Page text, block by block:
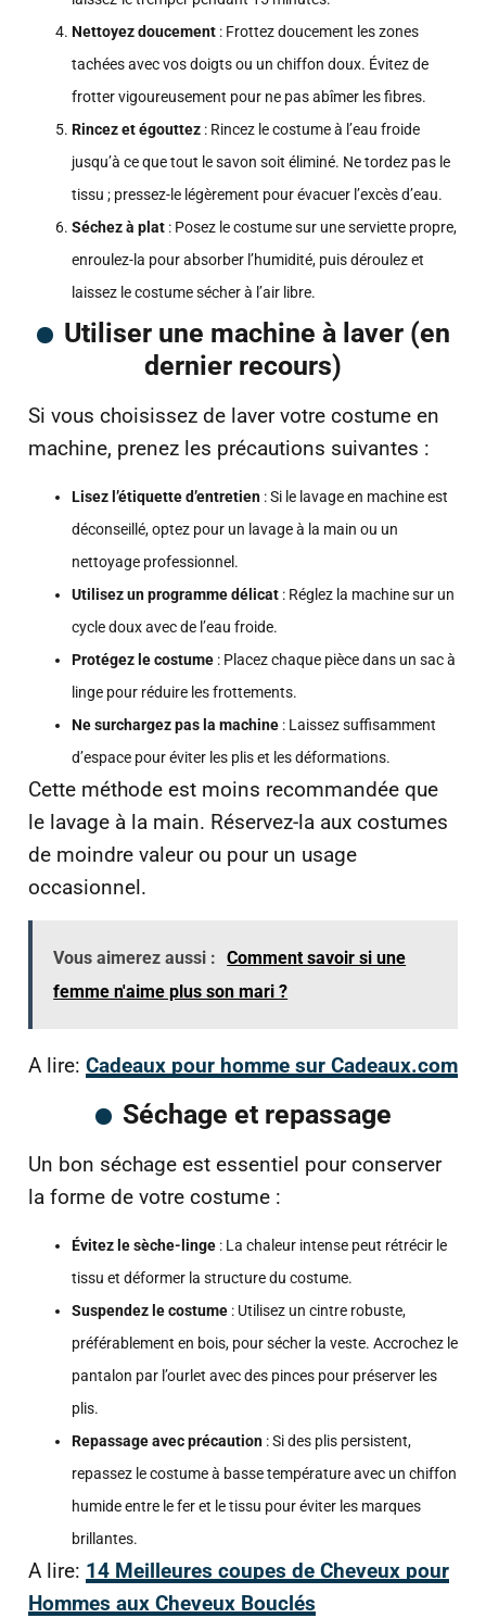
Nettoyez doucement : Frottez doucement les zones
tachées avec vos doigts ou un chiffon doux. Évitez de
frotter vigoureusement pour ne pas abîmer les fibres.
Rincez et égouttez : Rincez le costume à l’eau froide
jusqu’à ce que tout le savon soit éliminé. Ne tordez pas le
tissu ; pressez-le légèrement pour évacuer l’excès d’eau.
Séchez à plat : Posez le costume sur une serviette propre,
enroulez-la pour absorber l’humidité, puis déroulez et
laissez le costume sécher à l’air libre.
Utiliser une machine à laver (en
dernier recours)
Si vous choisissez de laver votre costume en
machine, prenez les précautions suivantes :
Lisez l’étiquette d’entretien : Si le lavage en machine est
déconseillé, optez pour un lavage à la main ou un
nettoyage professionnel.
Utilisez un programme délicat : Réglez la machine sur un
cycle doux avec de l’eau froide.
Protégez le costume : Placez chaque pièce dans un sac à
linge pour réduire les frottements.
Ne surchargez pas la machine : Laissez suffisamment
d’espace pour éviter les plis et les déformations.
Cette méthode est moins recommandée que
le lavage à la main. Réservez-la aux costumes
de moindre valeur ou pour un usage
occasionnel.
Vous aimerez aussi : Comment savoir si une
femme n'aime plus son mari ?
A lire: Cadeaux pour homme sur Cadeaux.com
Séchage et repassage
Un bon séchage est essentiel pour conserver
la forme de votre costume :
Évitez le sèche-linge : La chaleur intense peut rétrécir le
tissu et déformer la structure du costume.
Suspendez le costume : Utilisez un cintre robuste,
préférablement en bois, pour sécher la veste. Accrochez le
pantalon par l’ourlet avec des pinces pour préserver les
plis.
Repassage avec précaution : Si des plis persistent,
repassez le costume à basse température avec un chiffon
humide entre le fer et le tissu pour éviter les marques
brillantes.
A lire: 14 Meilleures coupes de Cheveux pour
Hommes aux Cheveux Bouclés